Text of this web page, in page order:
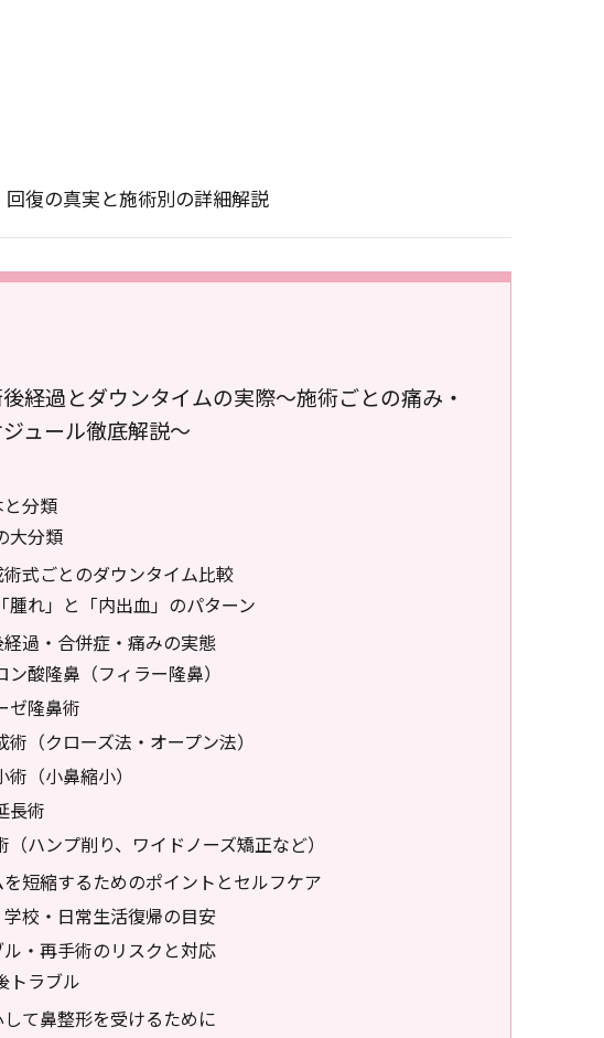
復の真実と施術別の詳細解説
経過とダウンタイムの実際〜施術ごとの痛み・
ュール徹底解説〜
分類
大分類
式ごとのダウンタイム比較
腫れ」と「内出血」のパターン
過・合併症・痛みの実態
ン酸隆鼻（フィラー隆鼻）
ゼ隆鼻術
術（クローズ法・オープン法）
術（小鼻縮小）
長術
（ハンプ削り、ワイドノーズ矯正など）
短縮するためのポイントとセルフケア
校・日常生活復帰の目安
・再手術のリスクと対応
トラブル
て鼻整形を受けるために